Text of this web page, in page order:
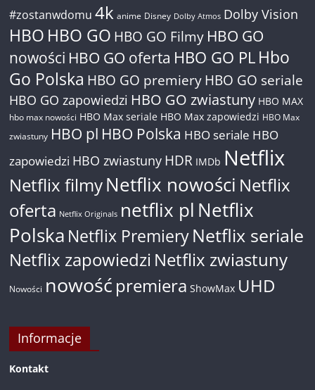
#zostanwdomu 4k anime Disney Dolby Atmos Dolby Vision
HBO HBO GO HBO GO Filmy HBO GO
nowości HBO GO oferta HBO GO PL Hbo
Go Polska HBO GO premiery HBO GO seriale
HBO GO zapowiedzi HBO GO zwiastuny HBO MAX
hbo max nowości HBO Max seriale HBO Max zapowiedzi HBO Max
zwiastuny HBO pl HBO Polska HBO seriale HBO
zapowiedzi HBO zwiastuny HDR IMDb Netflix
Netflix filmyNetflix nowości Netflix
oferta Netflix Originals netflix pl Netflix
Polska Netflix PremieryNetflix seriale
Netflix zapowiedzi Netflix zwiastuny
Nowości nowość premiera ShowMax UHD
Informacje
Kontakt